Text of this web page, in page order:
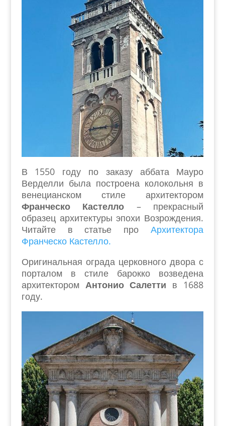
В 1550 году по заказу аббата Мауро
Верделли была построена колокольня в
венецианском стиле архитектором
Франческо Кастелло – прекрасный
образец архитектуры эпохи Возрождения.
Читайте в статье проАрхитектора
Франческо Кастелло.
Оригинальная ограда церковного двора с
порталом в стиле барокко возведена
архитектором Антонио Салетти в 1688
году.